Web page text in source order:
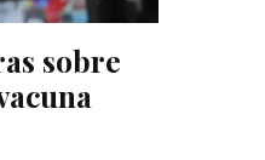
sobre